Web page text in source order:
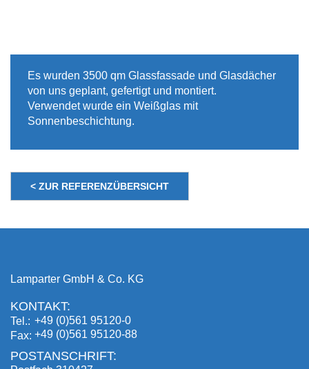
Es wurden 3500 qm Glassfassade und Glasdächer
von uns geplant, gefertigt und montiert.
Verwendet wurde ein Weißglas mit
Sonnenbeschichtung.
< ZUR REFERENZÜBERSICHT
Lamparter GmbH & Co. KG
KONTAKT:
Tel.
+49 (0)561 95120-0
Fax +49 (0)561 95120-88
POSTANSCHRIFT: